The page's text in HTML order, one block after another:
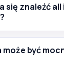
się znaleźć
być